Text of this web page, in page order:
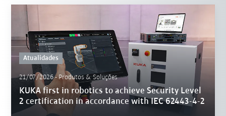
Atualidades
21/07/2026-Produtos & Soluções
KUKA first in robotics to achieve Security Level
2 certification in accordance with IEC 62443-4-2